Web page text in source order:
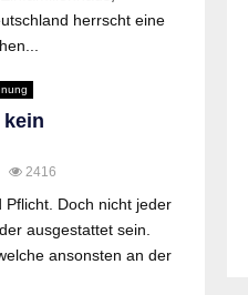
herrscht eine
kein
2416
Doch nicht jeder
ausgestattet sein.
ansonsten an der